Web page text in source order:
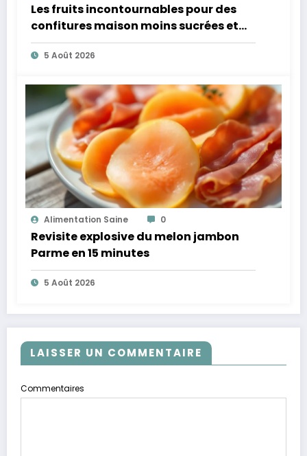
Les fruits incontournables pour des
confitures maison moins sucrées et
plus légères
5 Août 2026
Alimentation Saine 0
Revisite explosive du melon jambon
Parme en 15 minutes
5 Août 2026
LAISSER UN COMMENTAIRE
Commentaires